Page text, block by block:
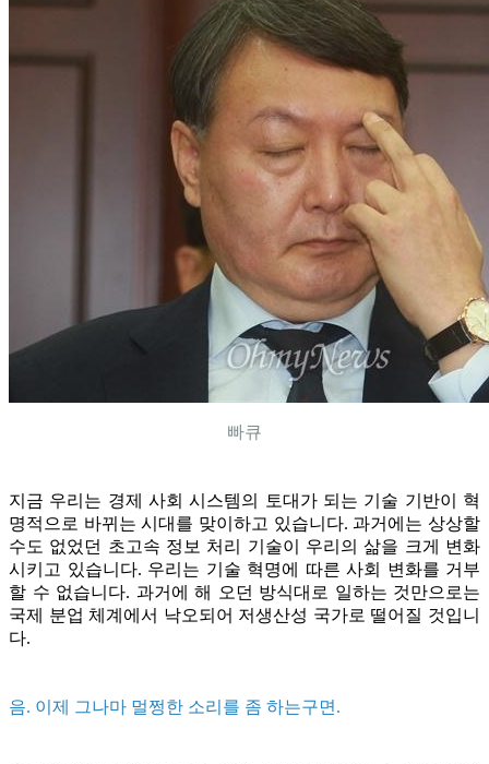
빠큐
지금 우리는 경제 사회 시스템의 토대가 되는 기술 기반이 혁
명적으로 바뀌는 시대를 맞이하고 있습니다. 과거에는 상상할
수도 없었던 초고속 정보 처리 기술이 우리의 삶을 크게 변화
시키고 있습니다. 우리는 기술 혁명에 따른 사회 변화를 거부
할 수 없습니다. 과거에 해 오던 방식대로 일하는 것만으로는
국제 분업 체계에서 낙오되어 저생산성 국가로 떨어질 것입니
다.
음. 이제 그나마 멀쩡한 소리를 좀 하는구면.